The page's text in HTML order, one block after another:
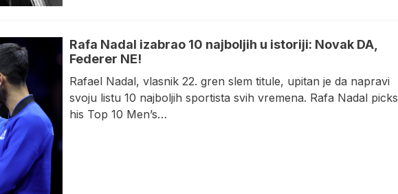
Rafa Nadal izabrao 10 najboljih u istoriji: Novak DA,
Federer NE!
Rafael Nadal, vlasnik 22. gren slem titule, upitan je da napravi
svoju listu 10 najboljih sportista svih vremena. Rafa Nadal picks
his Top 10 Men’s…